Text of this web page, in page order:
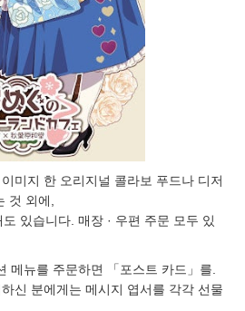
미지 한 오리지널 콜라보 푸드나 디저
것 외에,
있습니다. 매장 · 우편 주문 모두 있
메뉴를 주문하면 「포스트 카드」를.
신 분에게는 메시지 엽서를 각각 선물